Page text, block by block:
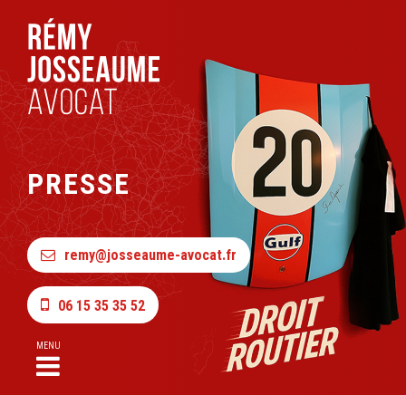
PRESSE
remy@josseaume-avocat.fr
06 15 35 35 52
MENU